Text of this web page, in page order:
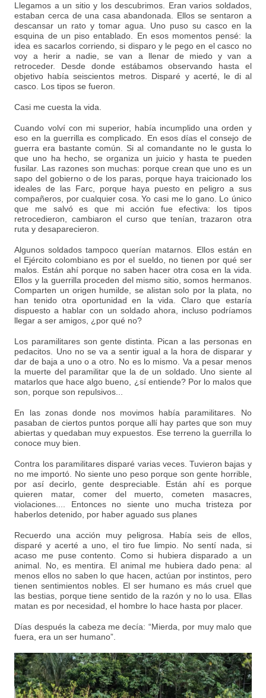
Llegamos a un sitio y los descubrimos. Eran varios soldados,
estaban cerca de una casa abandonada. Ellos se sentaron a
descansar un rato y tomar agua. Uno puso su casco en la
esquina de un piso entablado. En esos momentos pensé: la
idea es sacarlos corriendo, si disparo y le pego en el casco no
voy a herir a nadie, se van a llenar de miedo y van a
retroceder. Desde donde estábamos observando hasta el
objetivo había seiscientos metros. Disparé y acerté, le di al
casco. Los tipos se fueron.
Casi me cuesta la vida.
Cuando volví con mi superior, había incumplido una orden y
eso en la guerrilla es complicado. En esos días el consejo de
guerra era bastante común. Si al comandante no le gusta lo
que uno ha hecho, se organiza un juicio y hasta te pueden
fusilar. Las razones son muchas: porque crean que uno es un
sapo del gobierno o de los paras, porque haya traicionado los
ideales de las Farc, porque haya puesto en peligro a sus
compañeros, por cualquier cosa. Yo casi me lo gano. Lo único
que me salvó es que mi acción fue efectiva: los tipos
retrocedieron, cambiaron el curso que tenían, trazaron otra
ruta y desaparecieron.
Algunos soldados tampoco querían matarnos. Ellos están en
el Ejército colombiano es por el sueldo, no tienen por qué ser
malos. Están ahí porque no saben hacer otra cosa en la vida.
Ellos y la guerrilla proceden del mismo sitio, somos hermanos.
Comparten un origen humilde, se alistan solo por la plata, no
han tenido otra oportunidad en la vida. Claro que estaría
dispuesto a hablar con un soldado ahora, incluso podríamos
llegar a ser amigos, ¿por qué no?
Los paramilitares son gente distinta. Pican a las personas en
pedacitos. Uno no se va a sentir igual a la hora de disparar y
dar de baja a uno o a otro. No es lo mismo. Va a pesar menos
la muerte del paramilitar que la de un soldado. Uno siente al
matarlos que hace algo bueno, ¿sí entiende? Por lo malos que
son, porque son repulsivos...
En las zonas donde nos movimos había paramilitares. No
pasaban de ciertos puntos porque allí hay partes que son muy
abiertas y quedaban muy expuestos. Ese terreno la guerrilla lo
conoce muy bien.
Contra los paramilitares disparé varias veces. Tuvieron bajas y
no me importó. No siente uno peso porque son gente horrible,
por así decirlo, gente despreciable. Están ahí es porque
quieren matar, comer del muerto, cometen masacres,
violaciones.... Entonces no siente uno mucha tristeza por
haberlos detenido, por haber aguado sus planes
Recuerdo una acción muy peligrosa. Había seis de ellos,
disparé y acerté a uno, el tiro fue limpio. No sentí nada, si
acaso me puse contento. Como si hubiera disparado a un
animal. No, es mentira. El animal me hubiera dado pena: al
menos ellos no saben lo que hacen, actúan por instintos, pero
tienen sentimientos nobles. El ser humano es más cruel que
las bestias, porque tiene sentido de la razón y no lo usa. Ellas
matan es por necesidad, el hombre lo hace hasta por placer.
Días después la cabeza me decía: “Mierda, por muy malo que
fuera, era un ser humano”.